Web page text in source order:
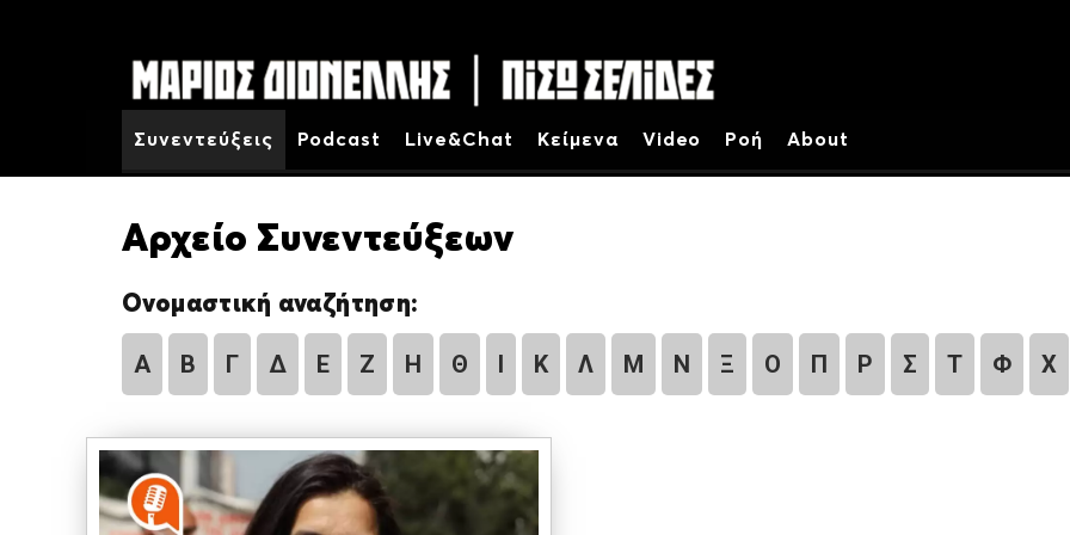
Συνεντεύξεις Podcast Live&Chat Κείμενα Video Ροή About
Αρχείο Συνεντεύξεων
Ονομαστική αναζήτηση:
Α Β Γ Δ Ε Ζ Η Θ Ι Κ Λ Μ Ν Ξ Ο Π Ρ Σ Τ Φ Χ